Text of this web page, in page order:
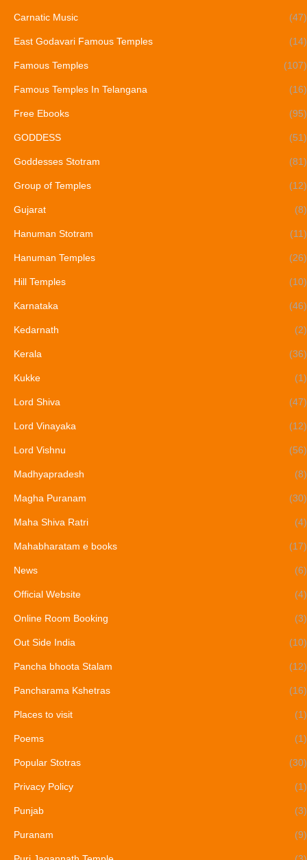
Carnatic Music (47)
East Godavari Famous Temples (14)
Famous Temples (107)
Famous Temples In Telangana (16)
Free Ebooks (95)
GODDESS (51)
Goddesses Stotram (81)
Group of Temples (12)
Gujarat (8)
Hanuman Stotram (11)
Hanuman Temples (26)
Hill Temples (10)
Karnataka (46)
Kedarnath (2)
Kerala (36)
Kukke (1)
Lord Shiva (47)
Lord Vinayaka (12)
Lord Vishnu (56)
Madhyapradesh (8)
Magha Puranam (30)
Maha Shiva Ratri (4)
Mahabharatam e books (17)
News (6)
Official Website (4)
Online Room Booking (3)
Out Side India (10)
Pancha bhoota Stalam (12)
Pancharama Kshetras (16)
Places to visit (1)
Poems (1)
Popular Stotras (30)
Privacy Policy (1)
Punjab (3)
Puranam (9)